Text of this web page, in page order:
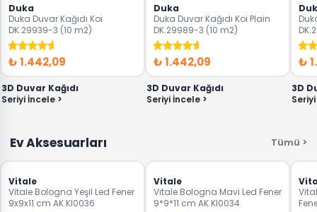
Duka
Duka Duvar Kağıdı Koi
DK.29939-3 (10 m2)
₺ 1.442,09
3D Duvar Kağıdı
Seriyi İncele >
Duka
Duka Duvar Kağıdı Koi Plain
DK.29989-3 (10 m2)
₺ 1.442,09
3D Duvar Kağıdı
Seriyi İncele >
₺
3D
Ev Aksesuarları Tümü >
Vitale
Vitale Bologna Yeşil Led Fener
9x9x11 cm AK.KI0036
Vitale
Vitale Bologna Mavi Led Fener
9*9*11 cm AK.KI0034